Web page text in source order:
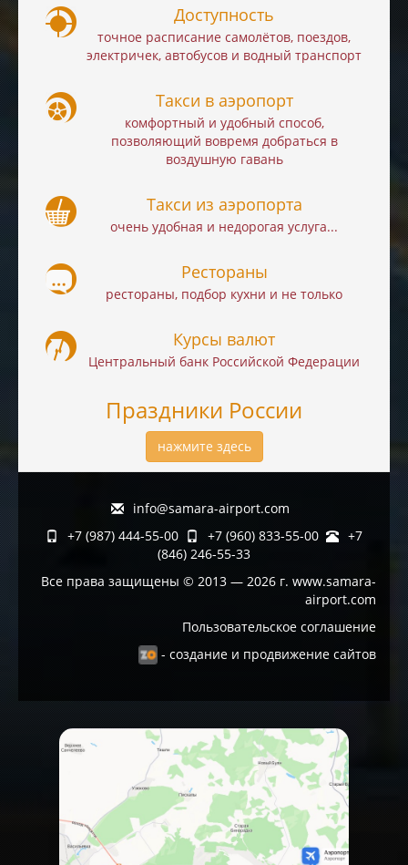
Доступность
точное расписание самолётов, поездов,
электричек, автобусов и водный транспорт
Такси в аэропорт
комфортный и удобный способ,
позволяющий вовремя добраться в
воздушную гавань
Такси из аэропорта
очень удобная и недорогая услуга...
Рестораны
рестораны, подбор кухни и не только
Курсы валют
Центральный банк Российской Федерации
Праздники России
нажмите здесь
info@samara-airport.com
+7 (987) 444-55-00
+7 (960) 833-55-00
+7
(846) 246-55-33
Все права защищены © 2013 — 2026 г. www.samara-
airport.com
Пользовательское соглашение
- создание и продвижение сайтов